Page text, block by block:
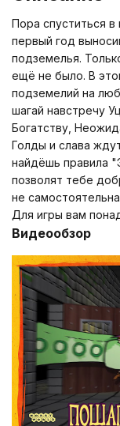
Пора спуститься
первый год
подземелья.
ещё не было. В
подземелий на
шагай навстречу
Богатству,
Голды и слава
найдёшь правила
позволят тебе
не
Для игры вам
Видеообзор